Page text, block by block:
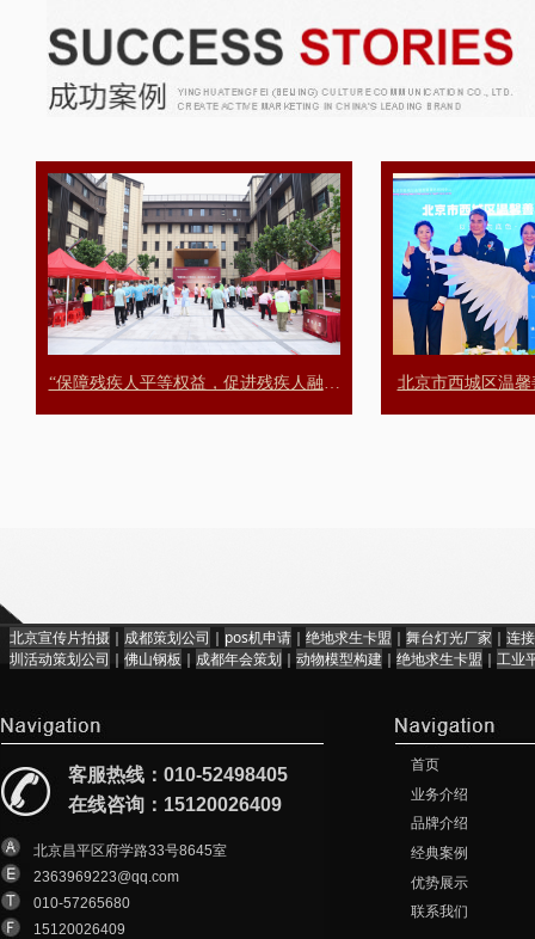
“保障残疾人平等权益，促进残疾人融合 北京市西城区温
客服热线：010-52498405
在线咨询：15120026409
北京昌平区府学路33号8645室
2363969223@qq.com
010-57265680
15120026409
首页
业务介绍
品牌介绍
经典案例
优势展示
联系我们
北京宣传片拍摄 ｜ 成都策划公司 ｜ pos机申请 ｜ 绝地求生卡盟 ｜ 舞台灯光厂家 ｜ 连
圳活动策划公司 ｜ 佛山钢板 ｜ 成都年会策划 ｜ 动物模型构建 ｜ 绝地求生卡盟 ｜ 工业